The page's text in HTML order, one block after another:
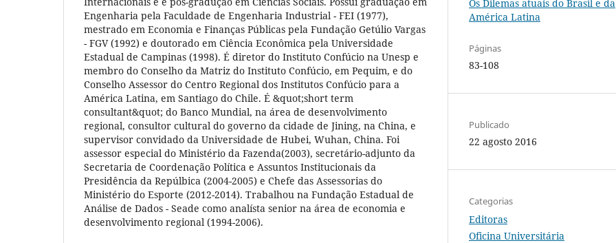
Engenharia pela Faculdade de Engenharia Industrial - FEI (1977),
mestrado em Economia e Finanças Públicas pela Fundação Getúlio Vargas
- FGV (1992) e doutorado em Ciência Econômica pela Universidade
Estadual de Campinas (1998). É diretor do Instituto Confúcio na Unesp e
membro do Conselho da Matriz do Instituto Confúcio, em Pequim, e do
Conselho Assessor do Centro Regional dos Institutos Confúcio para a
América Latina, em Santiago do Chile. É &quot;short term
consultant&quot; do Banco Mundial, na área de desenvolvimento
regional, consultor cultural do governo da cidade de Jining, na China, e
supervisor convidado da Universidade de Hubei, Wuhan, China. Foi
assessor especial do Ministério da Fazenda(2003), secretário-adjunto da
Secretaria de Coordenação Política e Assuntos Institucionais da
Presidência da Repúlbica (2004-2005) e Chefe das Assessorias do
Ministério do Esporte (2012-2014). Trabalhou na Fundação Estadual de
Análise de Dados - Seade como analísta senior na área de economia e
desenvolvimento regional (1994-2006).
Os Dilemas atuais do Brasil e da
América Latina
Páginas
83-108
Publicado
22 agosto 2016
Categorias
Editoras
Oficina Universitária